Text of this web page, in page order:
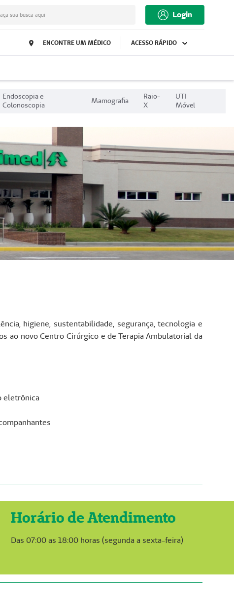
sua busca aqui Login
ENCONTRE UM MÉDICO ACESSO RÁPIDO
Endoscopia e
Colonoscopia
Mamografia
Raio-
X
UTI
Móvel
higiene, sustentabilidade, segurança, tecnologia e
ao novo Centro Cirúrgico e de Terapia Ambulatorial da
eletrônica
Horário de Atendimento
Das 07:00 as 18:00 horas (segunda a sexta-feira)